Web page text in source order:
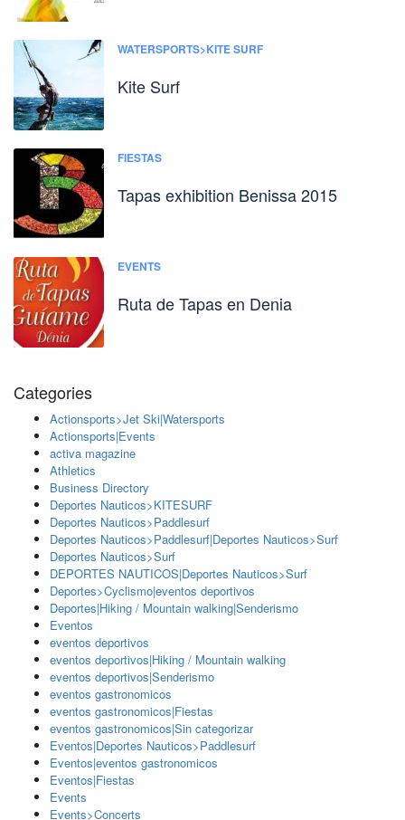
WATERSPORTS>KITE SURF
Kite Surf
FIESTAS
Tapas exhibition Benissa 2015
EVENTS
Ruta de Tapas en Denia
Categories
Actionsports>Jet Ski|Watersports
Actionsports|Events
activa magazine
Athletics
Business Directory
Deportes Nauticos>KITESURF
Deportes Nauticos>Paddlesurf
Deportes Nauticos>Paddlesurf|Deportes Nauticos>Surf
Deportes Nauticos>Surf
DEPORTES NAUTICOS|Deportes Nauticos>Surf
Deportes>Cyclismo|eventos deportivos
Deportes|Hiking / Mountain walking|Senderismo
Eventos
eventos deportivos
eventos deportivos|Hiking / Mountain walking
eventos deportivos|Senderismo
eventos gastronomicos
eventos gastronomicos|Fiestas
eventos gastronomicos|Sin categorizar
Eventos|Deportes Nauticos>Paddlesurf
Eventos|eventos gastronomicos
Eventos|Fiestas
Events
Events>Concerts